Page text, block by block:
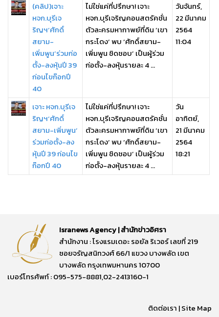
(คลิป)เจาะ
หจก.บุรีเจ
ริญฯ‘ศักดิ์
สยาม-
เพิ่มพูน’ร่วมก่อ
ตั้ง-ลงหุ้นปี 39
ก่อนไขก๊อกปี
40
ไม่ใช่แค่ที่ปรึกษา! เจาะ
หจก.บุรีเจริญคอนสตรัคชั่น
ตัวละครมหากาพย์ที่ดิน ‘เขา
กระโดง’ พบ ‘ศักดิ์สยาม-
เพิ่มพูน ชิดชอบ’ เป็นผู้ร่วม
ก่อตั้ง-ลงหุ้นรายละ 4 ...
วันจันทร์,
22 มีนาคม
2564
11:04
เจาะ หจก.บุรีเจ
ริญฯ‘ศักดิ์
สยาม-เพิ่มพูน’
ร่วมก่อตั้ง-ลง
หุ้นปี 39 ก่อนไข
ก๊อกปี 40
ไม่ใช่แค่ที่ปรึกษา! เจาะ
หจก.บุรีเจริญคอนสตรัคชั่น
ตัวละครมหากาพย์ที่ดิน ‘เขา
กระโดง’ พบ ‘ศักดิ์สยาม-
เพิ่มพูน ชิดชอบ’ เป็นผู้ร่วม
ก่อตั้ง-ลงหุ้นรายละ 4 ...
วัน
อาทิตย์,
21 มีนาคม
2564
18:21
Isranews Agency | สำนักข่าวอิศรา
สำนักงาน : โรงแรมเดอะ รอยัล ริเวอร์ เลขที่ 219
ซอยจรัญสนิทวงศ์ 66/1 แขวง บางพลัด เขต
บางพลัด กรุงเทพมหานคร 10700
เบอร์โทรศัพท์ : 095-575-8881,02-2413160-1
ติดต่อเรา |Site Map